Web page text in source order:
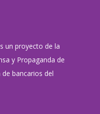
un proyecto de la
y Propaganda de
de bancarios del